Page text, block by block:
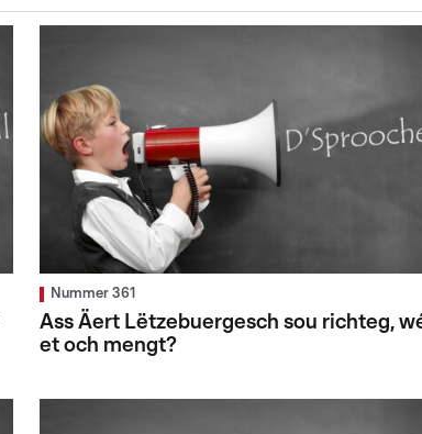
Nummer 361
Ass Äert Lëtzebuergesch sou richteg,
et och mengt?